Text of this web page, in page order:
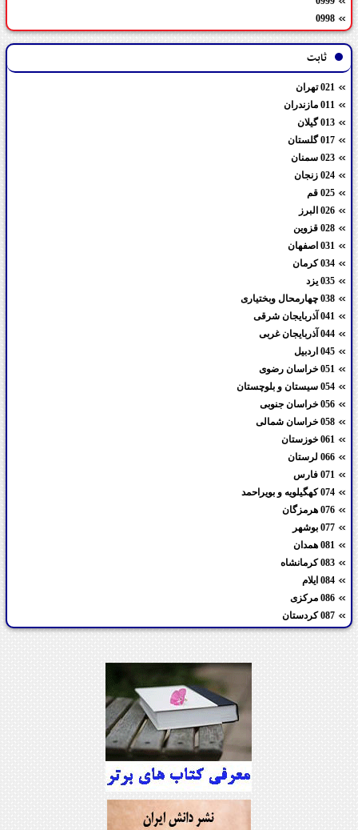
0998
ثابت
021 تهران
011 مازندران
013 گیلان
017 گلستان
023 سمنان
024 زنجان
025 قم
026 البرز
028 قزوین
031 اصفهان
034 کرمان
035 یزد
038 چهارمحال وبختیاری
041 آذربایجان شرقی
044 آذربایجان غربی
045 اردبیل
051 خراسان رضوی
054 سیستان و بلوچستان
056 خراسان جنوبی
058 خراسان شمالی
061 خوزستان
066 لرستان
071 فارس
074 کهگیلویه و بویراحمد
076 هرمزگان
077 بوشهر
081 همدان
083 کرمانشاه
084 ایلام
086 مرکزی
087 کردستان